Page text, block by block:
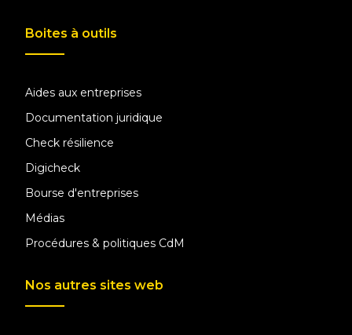
Boites à outils
Aides aux entreprises
Documentation juridique
Check résilience
Digicheck
Bourse d'entreprises
Médias
Procédures & politiques CdM
Nos autres sites web